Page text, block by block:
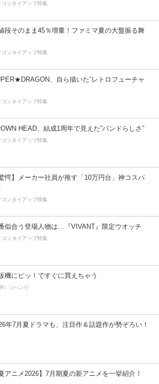
コンタイアップ特集
段そのまま45％増量！ファミマ夏の大盤振る舞
コンタイアップ特集
、自ら描いた”レトロフューチャ
コンタイアップ特集
HEAD、結成1周年で見えた”バンドらしさ”
コンタイアップ特集
驚愕】メーカー社員が推す「10万円台」神コスパ
コンタイアップ特集
似合う登場人物は…『VIVANT』限定ウオッチ
コンタイアップ特集
機にピッ！ですぐに買えちゃう
）ジハンピ
年7月夏ドラマも、注目作＆話題作が勢ぞろい！
夏アニメ2026】7月期夏の新アニメを一挙紹介！